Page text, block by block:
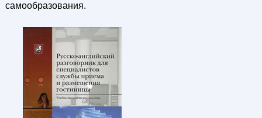
самообразования.